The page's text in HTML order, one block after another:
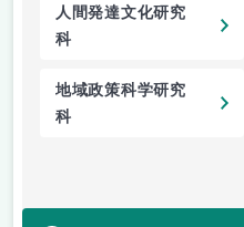
人間発達文化研究
科
地域政策科学研究
科